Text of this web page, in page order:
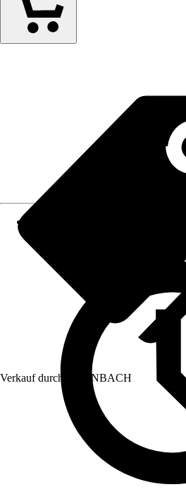
Verkauf durch: HORNBACH